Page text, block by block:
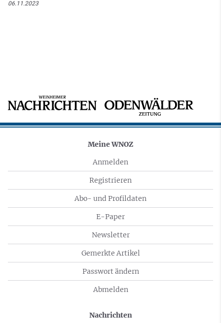
06.11.2023
Meine WNOZ
Anmelden
Registrieren
Abo- und Profildaten
E-Paper
Newsletter
Gemerkte Artikel
Passwort ändern
Abmelden
Nachrichten